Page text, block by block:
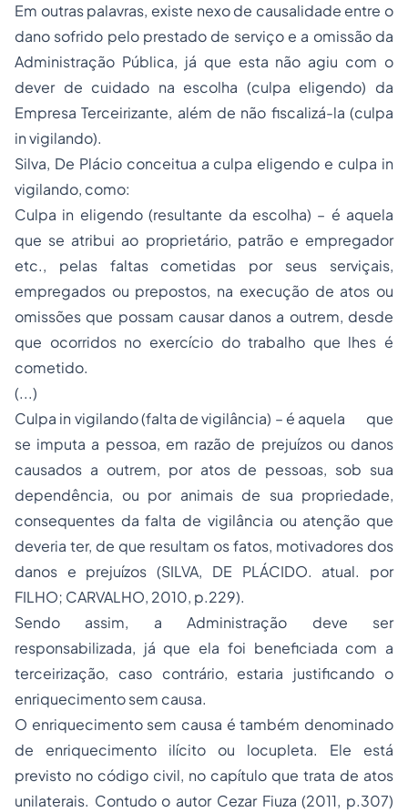
Em outras palavras, existe nexo de causalidade entre o
dano sofrido pelo prestado de serviço e a omissão da
Administração Pública, já que esta não agiu com o
dever de cuidado na escolha (culpa eligendo) da
Empresa Terceirizante, além de não fiscalizá-la (culpa
in vigilando).
Silva, De Plácio conceitua a culpa eligendo e culpa in
vigilando, como:
Culpa in eligendo (resultante da escolha) – é aquela
que se atribui ao proprietário, patrão e empregador
etc., pelas faltas cometidas por seus serviçais,
empregados ou prepostos, na execução de atos ou
omissões que possam causar danos a outrem, desde
que ocorridos no exercício do trabalho que lhes é
cometido.
(...)
Culpa in vigilando (falta de vigilância) – é aquela que
se imputa a pessoa, em razão de prejuízos ou danos
causados a outrem, por atos de pessoas, sob sua
dependência, ou por animais de sua propriedade,
consequentes da falta de vigilância ou atenção que
deveria ter, de que resultam os fatos, motivadores dos
danos e prejuízos (SILVA, DE PLÁCIDO. atual. por
FILHO; CARVALHO, 2010, p.229).
Sendo assim, a Administração deve ser
responsabilizada, já que ela foi beneficiada com a
terceirização, caso contrário, estaria justificando o
enriquecimento sem causa.
O enriquecimento sem causa é também denominado
de enriquecimento ilícito ou locupleta. Ele está
previsto no código civil, no capítulo que trata de atos
unilaterais. Contudo o autor Cezar Fiuza (2011, p.307)